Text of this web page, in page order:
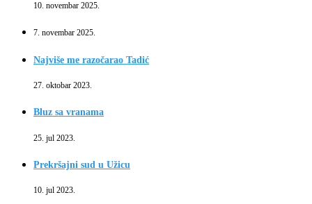
10. novembar 2025.
7. novembar 2025.
Najviše me razočarao Tadić
27. oktobar 2023.
Bluz sa vranama
25. jul 2023.
Prekršajni sud u Užicu
10. jul 2023.